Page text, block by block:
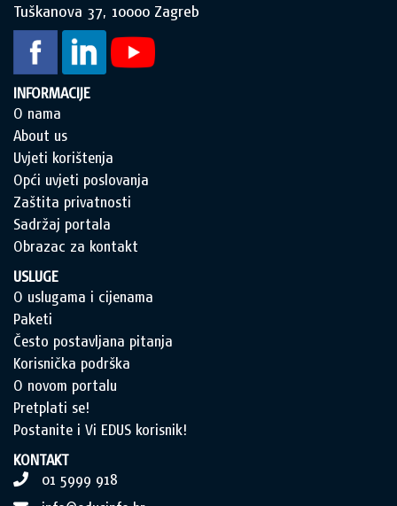
Tuškanova 37, 10000 Zagreb
INFORMACIJE
O nama
About us
Uvjeti korištenja
Opći uvjeti poslovanja
Zaštita privatnosti
Sadržaj portala
Obrazac za kontakt
USLUGE
O uslugama i cijenama
Paketi
Često postavljana pitanja
Korisnička podrška
O novom portalu
Pretplati se!
Postanite i Vi EDUS korisnik!
KONTAKT
01 5999 918